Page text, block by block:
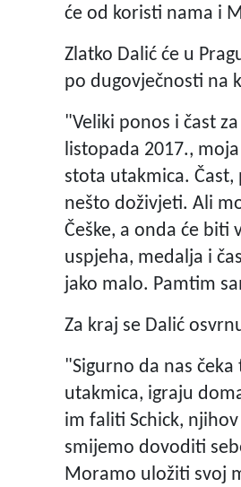
će od koristi nama i
Zlatko Dalić će u
po dugovječnosti na
"Veliki ponos i čast
listopada 2017.,
stota utakmica.
nešto doživjeti. Ali
Češke, a onda će
uspjeha, medalja i
jako malo. Pamtim
Za kraj se Dalić
"Sigurno da nas
utakmica, igraju
im faliti Schick,
smijemo dovoditi
Moramo uložiti svoj